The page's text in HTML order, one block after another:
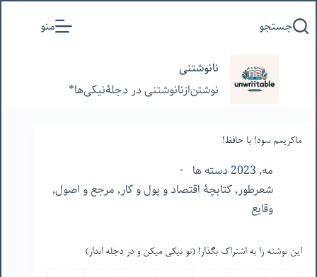
به
جستجو منو
نانوشتنی
نوشتن‌از‌نانوشتنی‌ در‌ دجلۀنیکی‌ها*
ماکزیمم سود! با حافظ!
مه, 2023 دسته ها
شعرطور,کتابچۀ اقتصاد و پول و کار,مرجع و اصول,
وقایع
این نوشته را به اشتراک بگذار! (تو نیکی میکن و در دجله انداز)